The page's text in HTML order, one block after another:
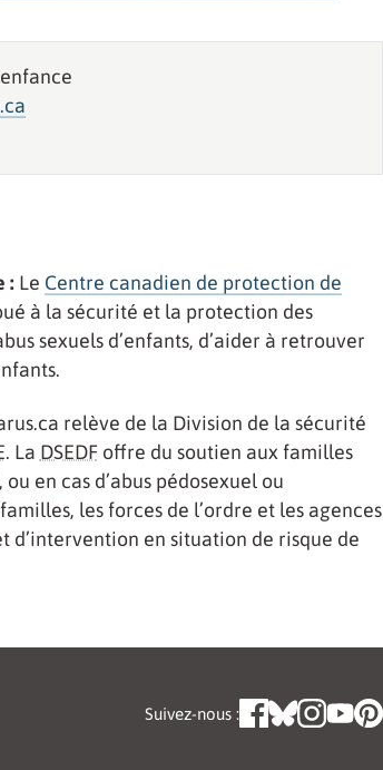
: Le Centre canadien de protection de
à la sécurité et la protection des
sexuels d’enfants, d’aider à retrouver
relève de la Division de la sécurité
. La DSEDFoffre du soutien aux familles
en cas d’abus pédosexuel ou
les forces de l’ordre et les agences
d’intervention en situation de risque de
Suivez-nous :